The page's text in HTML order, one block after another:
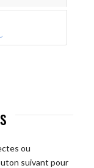
ou
suivant pour